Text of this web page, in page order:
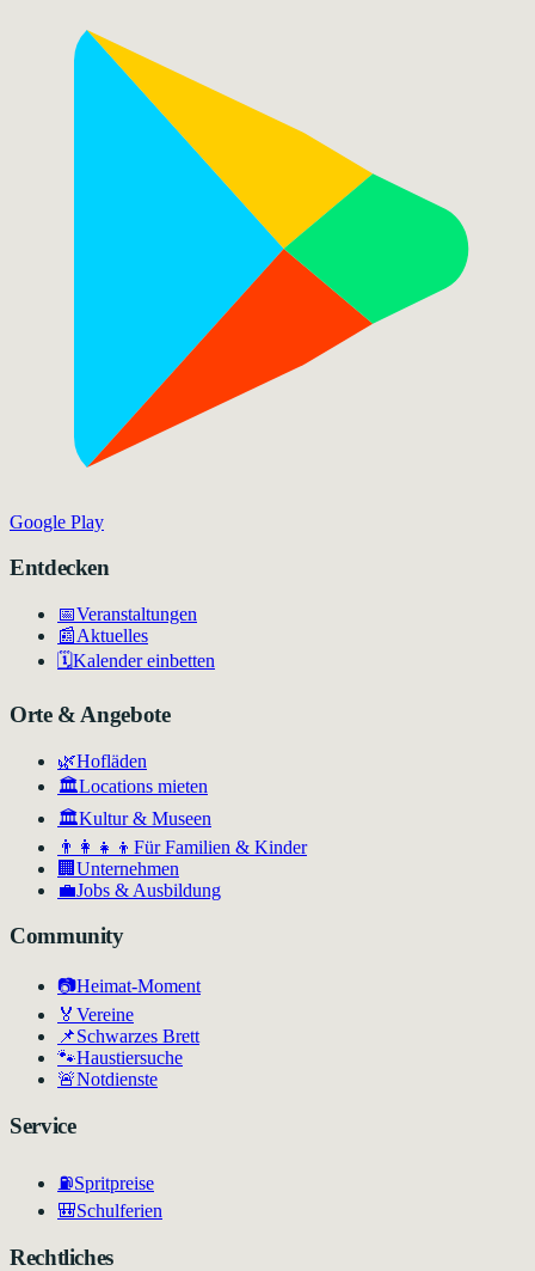
Google Play
Entdecken
📅Veranstaltungen
📰Aktuelles
🗓️Kalender einbetten
Orte & Angebote
🌿Hofläden
🏛️Locations mieten
🏛Kultur & Museen
👨‍👩‍👧‍👦 Für Familien & Kinder
🏢 Unternehmen
💼Jobs & Ausbildung
Community
📷Heimat-Moment
🏅 Vereine
📌Schwarzes Brett
🐾Haustiersuche
🚨Notdienste
Service
⛽Spritpreise
🎒Schulferien
Rechtliches